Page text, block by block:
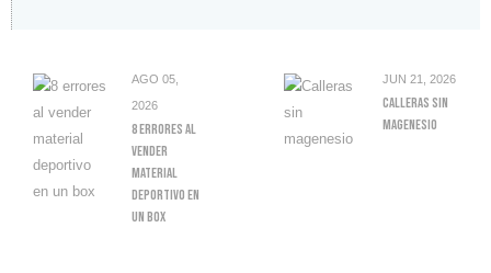
AGO 05,
2026
8 Errores Al
Vender
Material
Deportivo En
Un Box
JUN 21, 2026
Calleras Sin
Magenesio